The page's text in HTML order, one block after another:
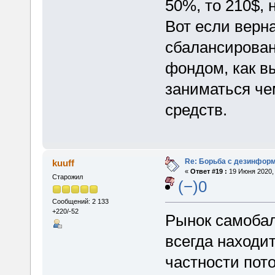
50%, то 210$,
Вот если
фондом, как
заниматься
средств.
kuuff
Старожил
Сообщений: 2 133
+220/-52
Re: Борьба с
« Ответ #19 : 19 Июня 2020,
(−)0
Рынок
всегда
частности